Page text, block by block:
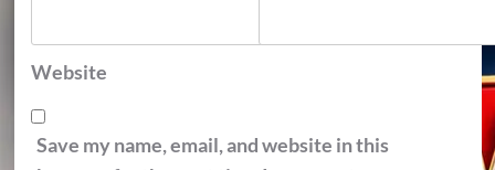
Website
Save my name, email, and website in this